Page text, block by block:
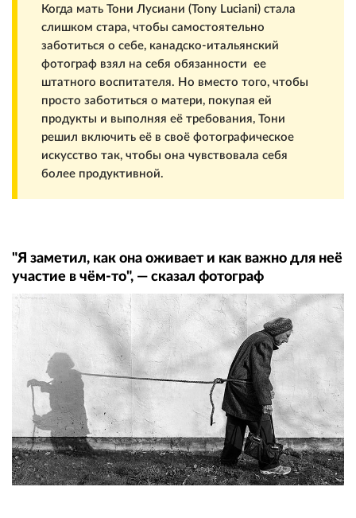
Когда мать Тони Лусиани (Tony Luciani) стала
слишком стара, чтобы самостоятельно
заботиться о себе, канадско-итальянский
фотограф взял на себя обязанности ее
штатного воспитателя. Но вместо того, чтобы
просто заботиться о матери, покупая ей
продукты и выполняя её требования, Тони
решил включить её в своё фотографическое
искусство так, чтобы она чувствовала себя
более продуктивной.
"Я заметил, как она оживает и как важно для неё
участие в чём-то", — сказал фотограф